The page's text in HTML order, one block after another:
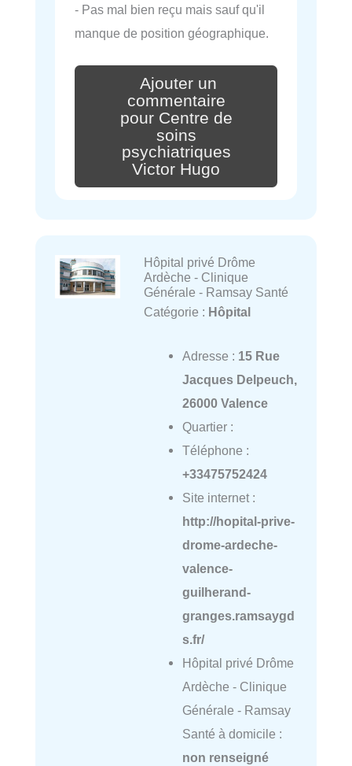
- Pas mal bien reçu mais sauf qu'il
manque de position géographique.
Ajouter un
commentaire
pour Centre de
soins
psychiatriques
Victor Hugo
Hôpital privé Drôme
Ardèche - Clinique
Générale - Ramsay Santé
Catégorie : Hôpital
Adresse : 15 Rue
Jacques Delpeuch,
26000 Valence
Quartier :
Téléphone :
+33475752424
Site internet :
http://hopital-prive-
drome-ardeche-
valence-
guilherand-
granges.ramsaygd
s.fr/
Hôpital privé Drôme
Ardèche - Clinique
Générale - Ramsay
Santé à domicile :
non renseigné